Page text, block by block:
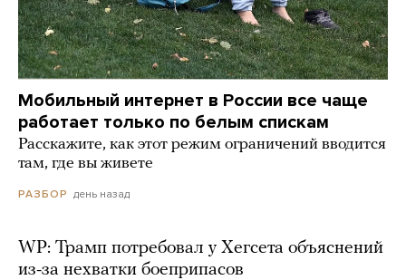
Мобильный интернет в России все чаще
работает только по белым спискам
Расскажите, как этот режим ограничений вводится
там, где вы живете
РАЗБОР день назад
WP: Трамп потребовал у Хегсета объяснений
из-за нехватки боеприпасов